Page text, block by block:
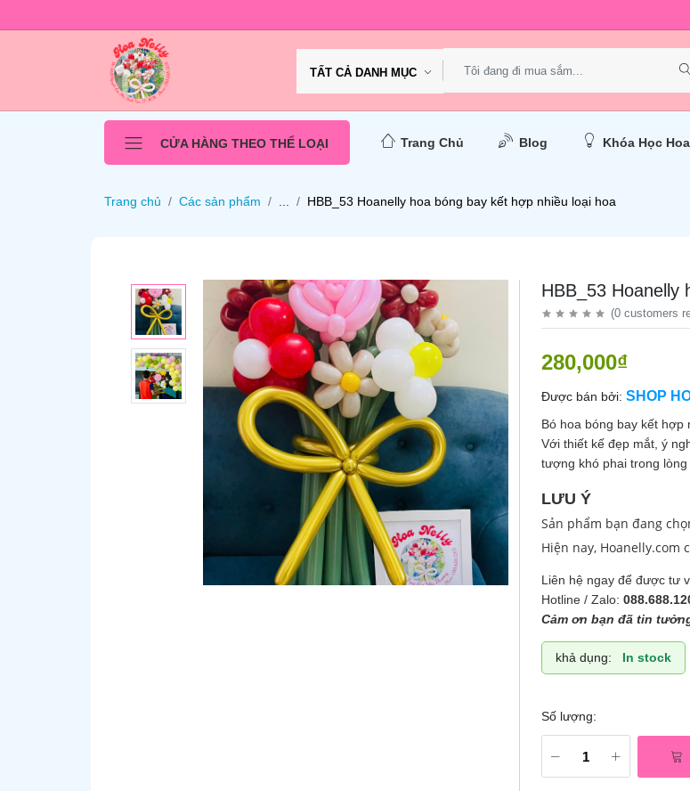
TẤT CẢ DANH MỤC
CỬA HÀNG THEO THỂ LOẠI Trang Chủ Blog Khóa Học
Trang chủ Các sản phẩm HBB_53 Hoanelly hoa bóng bay kết hợp nhiều loại hoa
HBB_53 Hoanelly
(0 customers
280,000₫
Được bán bởi: SHOP
Bó hoa bóng bay kết hợp
Với thiết kế đẹp mắt, ý
tượng khó phai trong lòng
LƯU Ý
Sản phẩm bạn đang
Hiện nay,
Liên hệ ngay để được tư
Hotline / Zalo:
Cảm ơn bạn đã tin
khả dụng: In stock
Số lượng: